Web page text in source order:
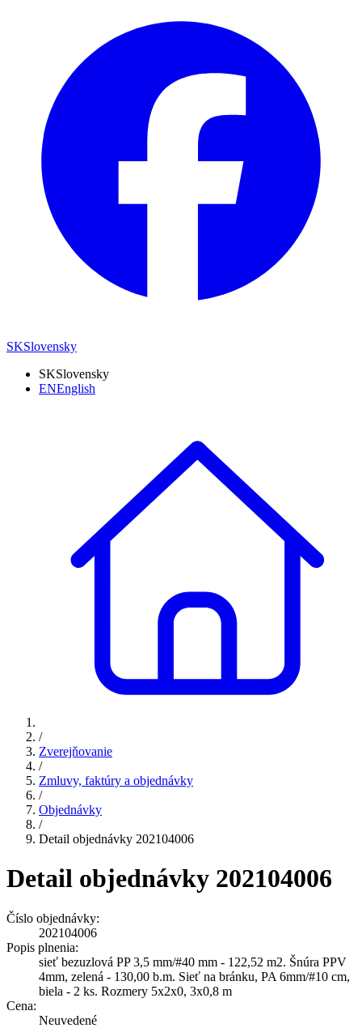
SKSlovensky
SKSlovensky
ENEnglish
/
Zverejňovanie
/
Zmluvy, faktúry a objednávky
/
Objednávky
/
Detail objednávky 202104006
Detail objednávky 202104006
Číslo objednávky:
202104006
Popis plnenia:
sieť bezuzlová PP 3,5 mm/#40 mm - 122,52 m2. Šnúra PPV
4mm, zelená - 130,00 b.m. Sieť na bránku, PA 6mm/#10 cm,
biela - 2 ks. Rozmery 5x2x0, 3x0,8 m
Cena:
Neuvedené